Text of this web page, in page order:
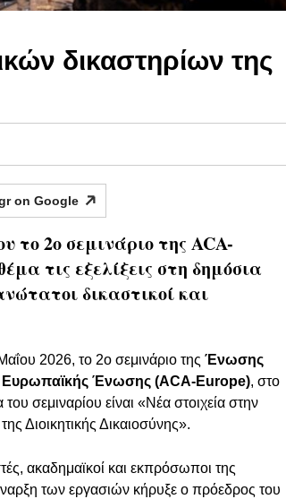
δικαστηρίων της
on Google
το 2ο σεμινάριο της ACA-
τις εξελίξεις στη δημόσια
δικαστικοί και
2026, το 2ο σεμινάριο της Ένωσης
Ευρωπαϊκής Ένωσης (ACA-Europe), στο
σεμιναρίου είναι «Νέα στοιχεία στην
Διοικητικής Δικαιοσύνης».
ακαδημαϊκοί και εκπρόσωποι της
των εργασιών κήρυξε ο πρόεδρος του